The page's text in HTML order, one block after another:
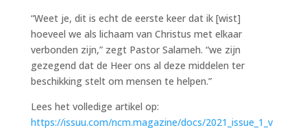
“Weet je, dit is echt de eerste keer dat ik [wist]
hoeveel we als lichaam van Christus met elkaar
verbonden zijn,” zegt Pastor Salameh. “we zijn
gezegend dat de Heer ons al deze middelen ter
beschikking stelt om mensen te helpen.”
Lees het volledige artikel op:
https://issuu.com/ncm.magazine/docs/2021_issue_ 1_v